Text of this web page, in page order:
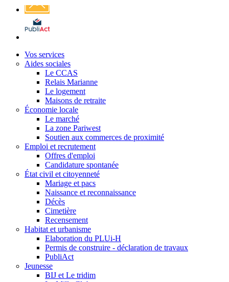
Affichage
légal
Vos services
Aides sociales
Le CCAS
Relais Marianne
Le logement
Maisons de retraite
Économie locale
Le marché
La zone Pariwest
Soutien aux commerces de proximité
Emploi et recrutement
Offres d'emploi
Candidature spontanée
État civil et citoyenneté
Mariage et pacs
Naissance et reconnaissance
Décès
Cimetière
Recensement
Habitat et urbanisme
Elaboration du PLUi-H
Permis de construire - déclaration de travaux
PubliAct
Jeunesse
BIJ et Le tridim